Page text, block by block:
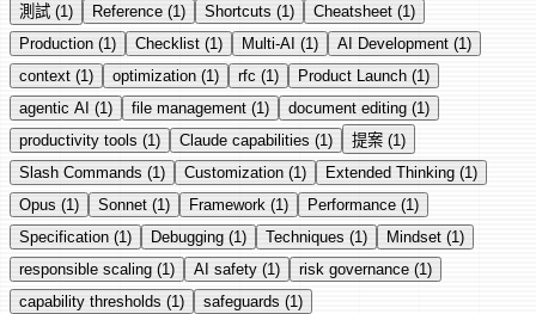
測試 (1) Reference (1) Shortcuts (1) Cheatsheet (1)
Production (1) Checklist (1) Multi-AI (1) AI Development (1)
context (1) optimization (1) rfc (1) Product Launch (1)
agentic AI (1) file management (1) document editing (1)
productivity tools (1) Claude capabilities (1) 提案 (1)
Slash Commands (1) Customization (1) Extended Thinking (1)
Opus (1) Sonnet (1) Framework (1) Performance (1)
Specification (1) Debugging (1) Techniques (1) Mindset (1)
responsible scaling (1) AI safety (1) risk governance (1)
capability thresholds (1) safeguards (1)